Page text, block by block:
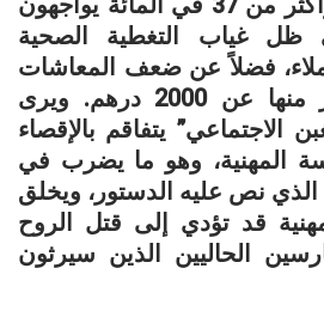
ظل غياب التغطية الصحية
فضلاً عن ضعف المعاشات
التي يقل جزء كبير منها عن 2000 درهم. ويرى
الاجتماعي” يتفاقم بالإقصاء
المهنية، وهو ما يضرب في
الذي نص عليه الدستور، ويخلق
قد تؤدي إلى قتل الروح
الحاليين الذين سيرثون